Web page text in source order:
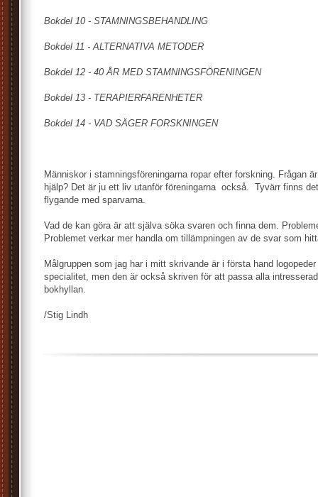
Bokdel 10 - STAMNINGSBEHANDLING
Bokdel 11 -ALTERNATIVA METODER
Bokdel 12 - 40 ÅR MED STAMNINGSFÖRENINGEN
Bokdel 13 - TERAPIERFARENHETER
Bokdel 14 - VAD SÄGER FORSKNINGEN
Människor i stamningsföreningarna ropar efter forskning. Frågan
hjälp? Det är ju ett liv utanför föreningarna också. Tyvärr finns
flygande med sparvarna.
Vad de kan göra är att själva söka svaren och finna dem.
Problemet verkar mer handla om tillämpningen av de svar som
Målgruppen som jag har i mitt skrivande är i första hand
specialitet, men den är också skriven för att passa alla
bokhyllan.
/Stig Lindh